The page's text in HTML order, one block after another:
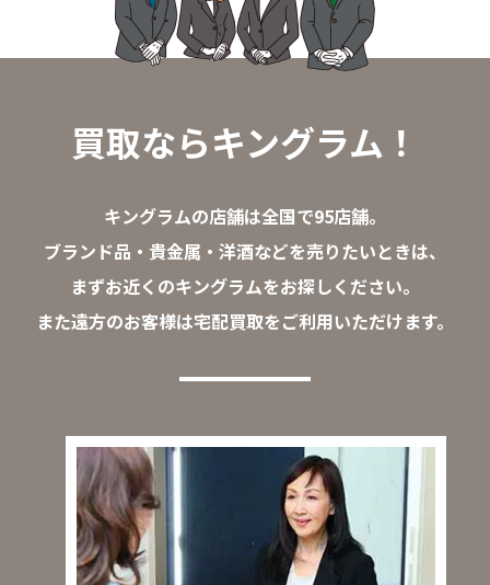
買取ならキングラム！
キングラムの店舗は全国で95店舗。
ブランド品・貴金属・洋酒などを売りたいときは、
まずお近くのキングラムをお探しください。
また遠方のお客様は宅配買取をご利用いただけます。